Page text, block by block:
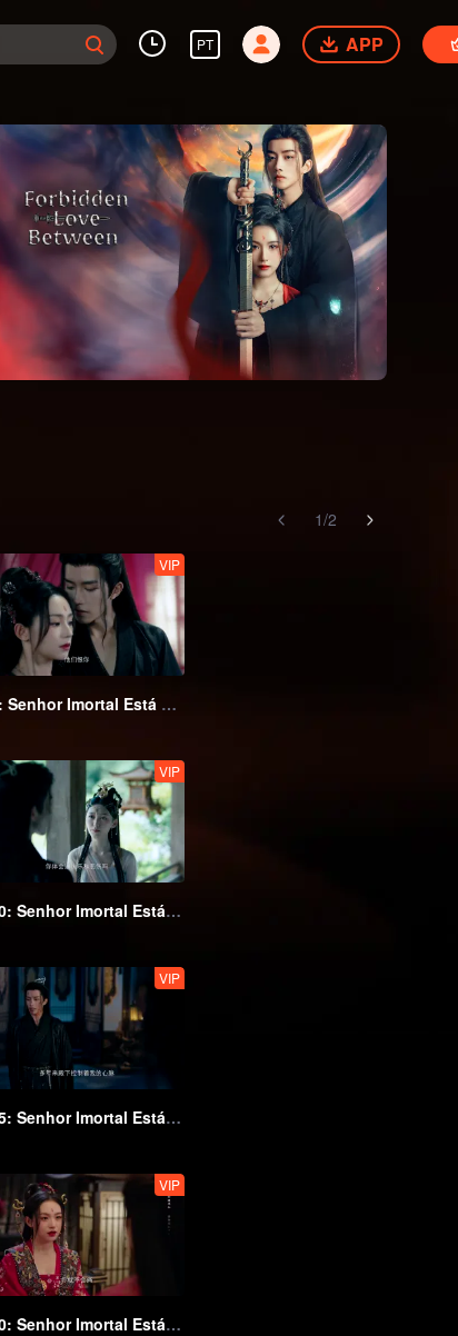
PT APP
1/2
VIP
EP5: Senhor Imortal Está Em Apuros
VIP
EP10: Senhor Imortal Está Em Apuros
VIP
EP15: Senhor Imortal Está Em Apuros
VIP
EP20: Senhor Imortal Está Em Apuros